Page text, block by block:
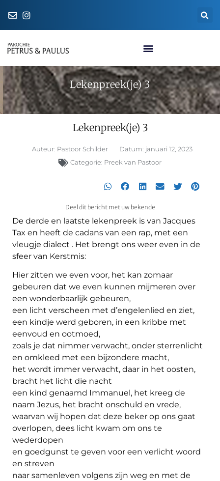
Lekenpreek(je) 3
Lekenpreek(je) 3
Auteur: Pastoor Schilder Datum: januari 12, 2023
Categorie: Preek van Pastoor
Deel dit bericht met uw bekende
De derde en laatste lekenpreek is van Jacques
Tax en heeft de cadans van een rap, met een
vleugje dialect . Het brengt ons weer even in de
sfeer van Kerstmis:
Hier zitten we even voor, het kan zomaar
gebeuren dat we even kunnen mijmeren over
een wonderbaarlijk gebeuren,
een licht verscheen met d’engelenlied en ziet,
een kindje werd geboren, in een kribbe met
eenvoud en ootmoed,
zoals je dat nimmer verwacht, onder sterrenlicht
en omkleed met een bijzondere macht,
het wordt immer verwacht, daar in het oosten,
bracht het licht die nacht
een kind genaamd Immanuel, het kreeg de
naam Jezus, het bracht onschuld en vrede,
waarvan wij hopen dat deze beker op ons gaat
overlopen, dees licht kwam om ons te
wederdopen
en goedgunst te geven voor een verlicht woord
en streven
naar samenleven volgens zijn weg en met de